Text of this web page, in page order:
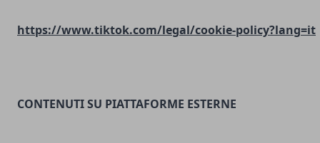
https://www.tiktok.com/legal/cookie-policy?lang=it
CONTENUTI SU PIATTAFORME ESTERNE